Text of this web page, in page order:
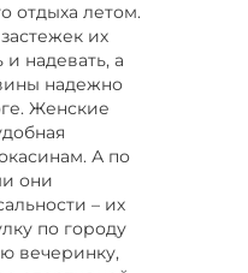
отдыха летом.
их
надевать, а
надежно
Женские
А по
они
– их
по городу
вечеринку,